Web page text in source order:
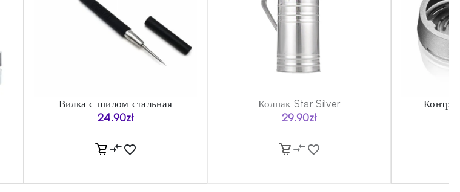
Вилка с шилом стальная
24.90zł
Колпак Star Silver
29.90zł